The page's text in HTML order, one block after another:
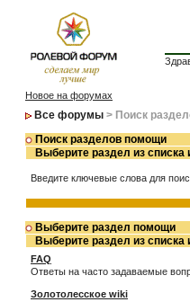
Новое на форумах
Все форумы > Поиск
Поиск разделов помощи
Выберите раздел из
Введите ключевые слова для
Выберите раздел помощи
Выберите раздел из
FAQ
Ответы на часто задаваемые
Золотолесское wiki